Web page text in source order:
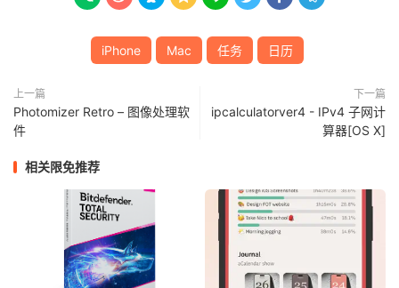
iPhone Mac 任务 日历
上一篇
Photomizer Retro – 图像处理软
件
下一篇
ipcalculatorver4 - IPv4 子网计
算器[OS X]
相关限免推荐